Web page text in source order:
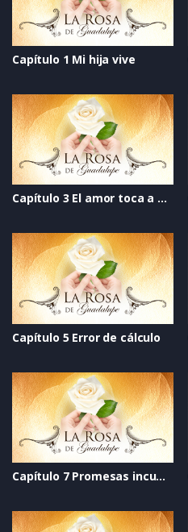
Capítulo 1 Mi hija vive
Capítulo 3 El amor toca a mi puerta
Capítulo 5 Error de cálculo
Capítulo 7 Promesas incumplidas